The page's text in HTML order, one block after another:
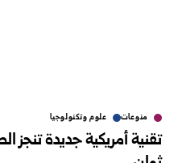
منوعات علوم وتكنولوجيا
تقنية أمريكية جديدة تنجز